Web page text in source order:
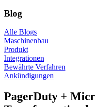
Blog
Alle Blogs
Maschinenbau
Produkt
Integrationen
Bewährte Verfahren
Ankündigungen
PagerDuty +